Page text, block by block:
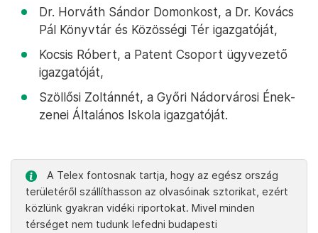
Dr. Horváth Sándor Domonkost, a Dr. Kovács
Pál Könyvtár és Közösségi Tér igazgatóját,
Kocsis Róbert, a Patent Csoport ügyvezető
igazgatóját,
Szöllősi Zoltánnét, a Győri Nádorvárosi Ének-
zenei Általános Iskola igazgatóját.
A Telex fontosnak tartja, hogy az egész ország
területéről szállíthasson az olvasóinak sztorikat, ezért
közlünk gyakran vidéki riportokat. Mivel minden
térséget nem tudunk lefedni budapesti